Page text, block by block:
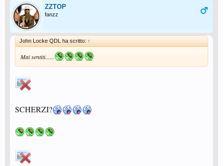
ZZTOP
fanzz
John Locke QDL ha scritto: ↑
Mai sentiti......
SCHERZI?